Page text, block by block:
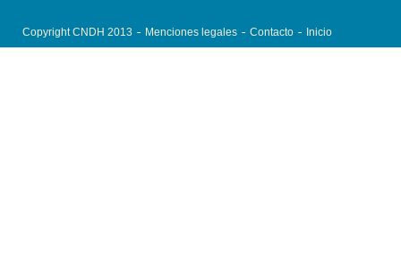
Copyright CNDH 2013 Menciones legales Contacto Inicio